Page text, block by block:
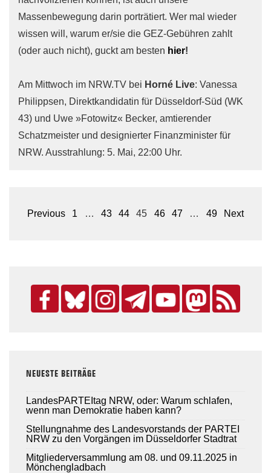
Massenbewegung darin porträtiert. Wer mal wieder
wissen will, warum er/sie die GEZ-Gebühren zahlt
(oder auch nicht), guckt am besten hier!
Am Mittwoch im NRW.TV bei Horné Live: Vanessa
Philippsen, Direktkandidatin für Düsseldorf-Süd (WK
43) und Uwe »Fotowitz« Becker, amtierender
Schatzmeister und designierter Finanzminister für
NRW. Ausstrahlung: 5. Mai, 22:00 Uhr.
Seitennummerierung
Previous 1 … 43 44 45 46 47 … 49 Next
NEUESTE BEITRÄGE
LandesPARTEItag NRW, oder: Warum schlafen,
wenn man Demokratie haben kann?
Stellungnahme des Landesvorstands der PARTEI
NRW zu den Vorgängen im Düsseldorfer Stadtrat
Mitgliederversammlung am 08. und 09.11.2025 in
Mönchengladbach